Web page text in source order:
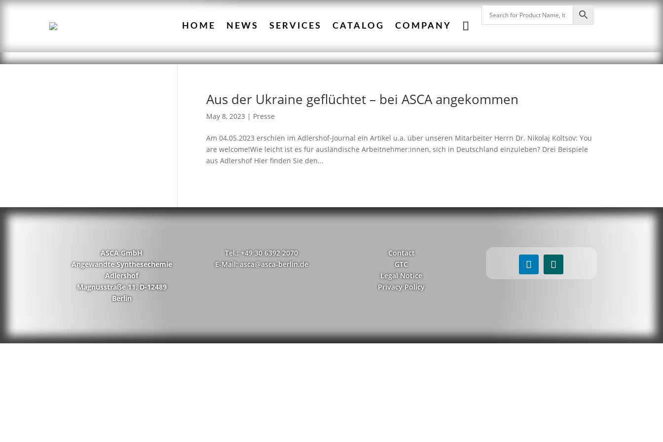
HOME NEWS SERVICES CATALOG COMPANY 
Aus der Ukraine geflüchtet – bei ASCA angekommen
May 8, 2023 | Presse
Am 04.05.2023 erschien im Adlershof-Journal ein Artikel u.a. über unseren Mitarbeiter Herrn Dr. Nikolaj Koltsov: You
are welcome!Wie leicht ist es für ausländische Arbeitnehmer:innen, sich in Deutschland einzuleben? Drei Beispiele
aus Adlershof Hier finden Sie den...
ASCA GmbH
Angewandte Synthesechemie
Adlershof
Magnusstraße 11, D-12489
Berlin
Tel.: +49 30 6392 2070
E-Mail: asca@asca-berlin.de
Contact
GTC
Legal Notice
Privacy Policy